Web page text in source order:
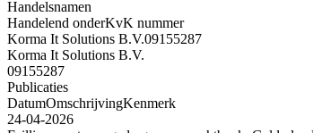
Handelsnamen
Handelend onderKvK nummer
Korma It Solutions B.V.09155287
Korma It Solutions B.V.
09155287
Publicaties
DatumOmschrijvingKenmerk
24-04-2026